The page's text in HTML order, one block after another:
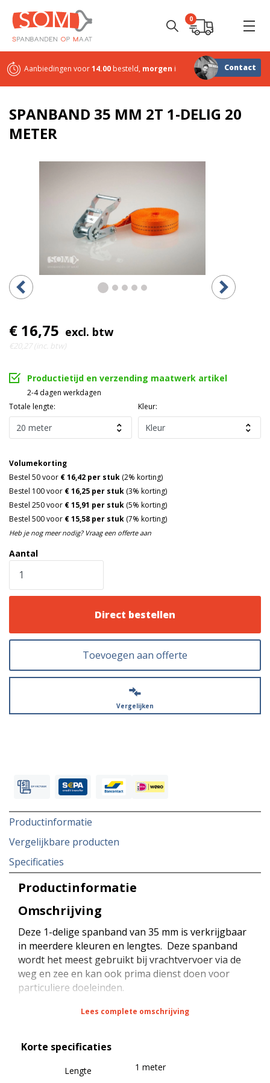
0
Aanbiedingen voor14.00 besteld, morgen in huisSterk in maatwerk
Contact
SPANBAND 35 MM 2T 1-DELIG 20
METER
€ 16,75 excl. btw
€20,27 (inc. btw)
Productietijd en verzending maatwerk artikel
2-4 dagen werkdagen
Totale lengte:
Kleur:
Aantal
Volumekorting
Bestel 50 voor € 16,42 per stuk (2% korting)
Bestel 100 voor € 16,25 per stuk (3% korting)
Bestel 250 voor € 15,91 per stuk (5% korting)
Bestel 500 voor € 15,58 per stuk (7% korting)
Heb je nog meer nodig? Vraag een offerte aan
Direct bestellen
Toevoegen aan offerte
Vergelijken
Productinformatie
Vergelijkbare producten
Specificaties
Productinformatie
Omschrijving
Deze 1-delige spanband van 35 mm is verkrijgbaar
in meerdere kleuren en lengtes. Deze spanband
wordt het meest gebruikt bij vrachtvervoer via de
weg en zee en kan ook prima dienst doen voor
particuliere doeleinden.
De spanband heeft een sterkte van 2000 daN bij
daN bij kopsjorren (diagonaal sjorren) en een
sterkte van 100 daN (STF) bij kracht zekeren
(neerbinden). De spanband is voorzien van een
Lees complete omschrijving
Korte specificaties
Lengte 1 meter